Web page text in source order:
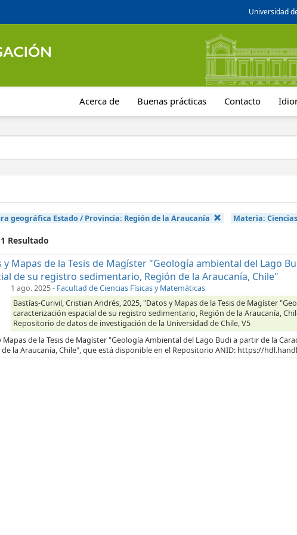
Universidad
Acerca de Buenas prácticas Contacto
geográfica Estado / Provincia: Región de la Araucanía Materia:
Resultado
y Mapas de la Tesis de Magíster "Geología ambiental del Lago
de su registro sedimentario, Región de la Araucanía, Chile"
1 ago. 2025- Facultad de Ciencias Físicas y Matemáticas
Bastías-Curivil, Cristian Andrés, 2025, "Datos y Mapas de la Tesis de Magíster
caracterización espacial de su registro sedimentario, Región de la Araucanía,
Repositorio de datos de investigación de la Universidad de Chile, V5
Mapas de la Tesis de Magíster "Geología Ambiental del Lago Budi a partir de la
de la Araucanía, Chile", que está disponible en el Repositorio ANID: https://